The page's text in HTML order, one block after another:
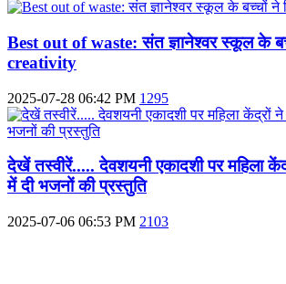
Best out of waste: संत ज्ञानेश्वर स्कूल के
creativity
2025-07-28 06:42 PM 1295
देखें तस्वीरें..... देवशयनी एकादशी पर महिला
में दी भजनों की प्रस्तुति
2025-07-06 06:53 PM 2103